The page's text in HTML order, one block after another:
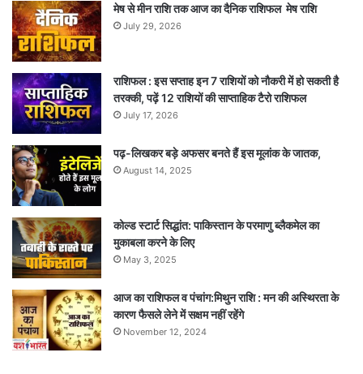
मेष से मीन राशि तक आज का दैनिक राशिफल मेष राशि
July 29, 2026
राशिफल : इस सप्ताह इन 7 राशियों को नौकरी में हो सकती है
तरक्की, पढ़ें 12 राशियों की साप्ताहिक टैरो राशिफल
July 17, 2026
पढ़-लिखकर बड़े अफसर बनते हैं इस मूलांक के जातक,
August 14, 2025
कोल्ड स्टार्ट सिद्धांत: पाकिस्तान के परमाणु ब्लैकमेल का
मुकाबला करने के लिए
May 3, 2025
आज का राशिफल व पंचांग:मिथुन राशि : मन की अस्थिरता के
कारण फैसले लेने में सक्षम नहीं रहेंगे
November 12, 2024